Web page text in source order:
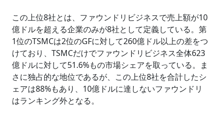
この上位8社とは、ファウンドリビジネスで売上額が10
億ドルを超える企業のみが8社として定義している。第
1位のTSMCは2位のGFに対して260億ドル以上の差をつ
けており、TSMCだけでファウンドリビジネス全体623
億ドルに対して51.6%もの市場シェアを取っている。ま
さに独占的な地位であるが、この上位8社を合計したシ
ェアは88%もあり、10億ドルに達しないファウンドリ
はランキング外となる。